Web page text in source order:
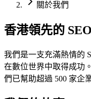
關於我們
香港領先的
我們是一支充滿熱情的
在數位世界中取得成功
們已幫助超過 500 家企